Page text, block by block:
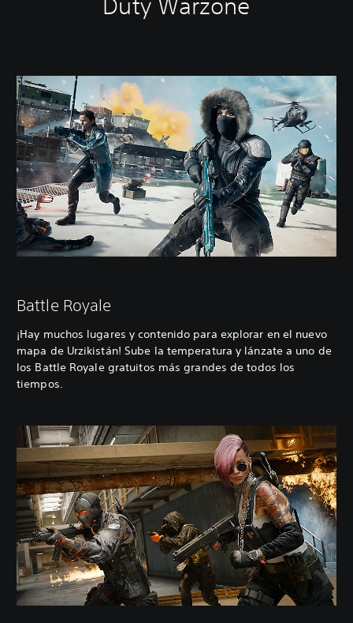
Duty Warzone
Battle Royale
¡Hay muchos lugares y contenido para explorar en el nuevo
mapa de Urzikistán! Sube la temperatura y lánzate a uno de
los Battle Royale gratuitos más grandes de todos los
tiempos.